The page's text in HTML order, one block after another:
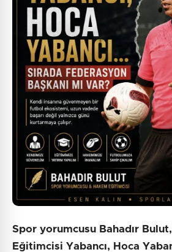
Spor yorumcusu Bahadır
Eğitimcisi Yabancı, Hoca